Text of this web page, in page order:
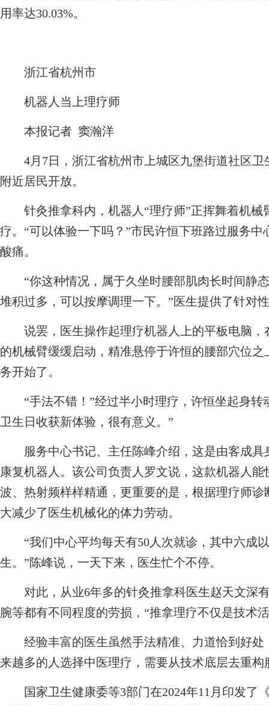
用率达30.03%。
浙江省杭州市
机器人当上理疗师
本报记者 窦瀚洋
4月7日，浙江省杭州市上城区九堡街道社区卫
附近居民开放。
针灸推拿科内，机器人“理疗师”正挥舞着机械
疗。“可以体验一下吗？”市民许恒下班路过服务
酸痛。
“你这种情况，属于久坐时腰部肌肉长时间静
堆积过多，可以按摩调理一下。”医生提供了针对
说罢，医生操作起理疗机器人上的平板电脑，
的机械臂缓缓启动，精准悬停于许恒的腰部穴位
务开始了。
“手法不错！”经过半小时理疗，许恒坐起身转
卫生日收获新体验，很有意义。”
服务中心书记、主任陈峰介绍，这是由客成具
康复机器人。该公司负责人罗文说，这款机器人
波、热射频样样精通，更重要的是，根据理疗师
大减少了医生机械化的体力劳动。
“我们中心平均每天有50人次就诊，其中六成
生。”陈峰说，一天下来，医生忙个不停。
对此，从业6年多的针灸推拿科医生赵天文深
腕等都有不同程度的劳损，“推拿理疗不仅是技术
经验丰富的医生虽然手法精准、力道恰到好处
来越多的人选择中医理疗，需要从技术底层去重构
国家卫生健康委等3部门在2024年11月印发了